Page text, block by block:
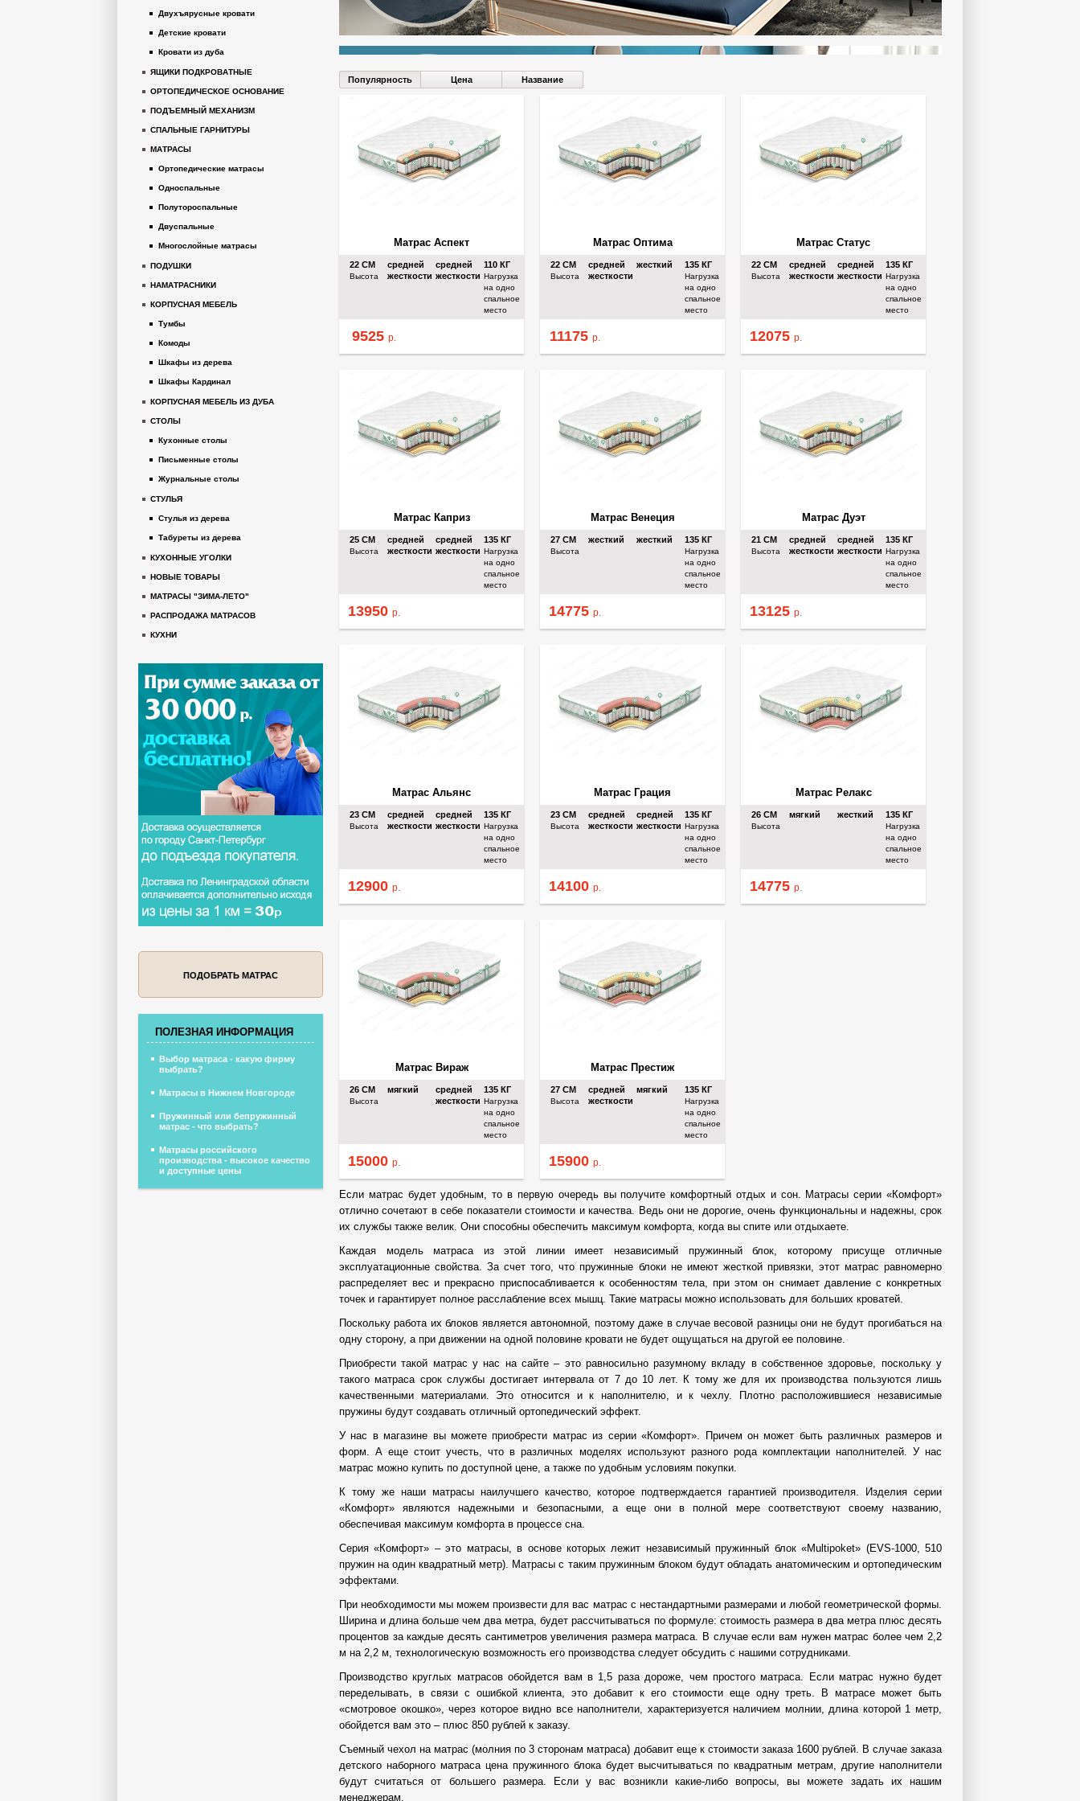
Популярность Цена Название
9525 р.
Матрас Аспект
22 СМ
Высота
средней
жесткости
средней
жесткости
110 КГ
Нагрузка
на одно
спальное
место
11175 р.
Матрас Оптима
22 СМ
Высота
средней
жесткости
жесткий 135 КГ
Нагрузка
на одно
спальное
место
12075 р.
Матрас Статус
22 СМ
Высота
средней
жесткости
средней
жесткости
135 КГ
Нагрузка
на одно
спальное
место
13950 р.
Матрас Каприз
25 СМ
Высота
средней
жесткости
средней
жесткости
135 КГ
Нагрузка
на одно
спальное
место
14775 р.
Матрас Венеция
27 СМ
Высота
жесткий жесткий 135 КГ
Нагрузка
на одно
спальное
место
13125 р.
Матрас Дуэт
21 СМ
Высота
средней
жесткости
средней
жесткости
135 КГ
Нагрузка
на одно
спальное
место
12900 р.
Матрас Альянс
23 СМ
Высота
средней
жесткости
средней
жесткости
135 КГ
Нагрузка
на одно
спальное
место
14100 р.
Матрас Грация
23 СМ
Высота
средней
жесткости
средней
жесткости
135 КГ
Нагрузка
на одно
спальное
место
14775 р.
Матрас Релакс
26 СМ
Высота
мягкий жесткий 135 КГ
Нагрузка
на одно
спальное
место
15000 р.
Матрас Вираж
26 СМ
Высота
мягкий
средней
жесткости
135 КГ
Нагрузка
на одно
спальное
место
15900 р.
Матрас Престиж
27 СМ
Высота
средней
жесткости
мягкий 135 КГ
Нагрузка
на одно
спальное
место
Если матрас будет удобным, то в первую очередь вы получите комфортный отдых и сон. Матрасы серии «Комфорт»
отлично сочетают в себе показатели стоимости и качества. Ведь они не дорогие, очень функциональны и надежны, срок
их службы также велик. Они способны обеспечить максимум комфорта, когда вы спите или отдыхаете.
Каждая модель матраса из этой линии имеет независимый пружинный блок, которому присуще отличные
эксплуатационные свойства. За счет того, что пружинные блоки не имеют жесткой привязки, этот матрас равномерно
распределяет вес и прекрасно приспосабливается к особенностям тела, при этом он снимает давление с конкретных
точек и гарантирует полное расслабление всех мышц. Такие матрасы можно использовать для больших кроватей.
Поскольку работа их блоков является автономной, поэтому даже в случае весовой разницы они не будут прогибаться на
одну сторону, а при движении на одной половине кровати не будет ощущаться на другой ее половине.
Приобрести такой матрас у нас на сайте – это равносильно разумному вкладу в собственное здоровье, поскольку у
такого матраса срок службы достигает интервала от 7 до 10 лет. К тому же для их производства пользуются лишь
качественными материалами. Это относится и к наполнителю, и к чехлу. Плотно расположившиеся независимые
пружины будут создавать отличный ортопедический эффект.
У нас в магазине вы можете приобрести матрас из серии «Комфорт». Причем он может быть различных размеров и
форм. А еще стоит учесть, что в различных моделях используют разного рода комплектации наполнителей. У нас
матрас можно купить по доступной цене, а также по удобным условиям покупки.
К тому же наши матрасы наилучшего качество, которое подтверждается гарантией производителя. Изделия серии
«Комфорт» являются надежными и безопасными, а еще они в полной мере соответствуют своему названию,
обеспечивая максимум комфорта в процессе сна.
Серия «Комфорт» – это матрасы, в основе которых лежит независимый пружинный блок «Multipoket» (EVS-1000, 510
пружин на один квадратный метр). Матрасы с таким пружинным блоком будут обладать анатомическим и ортопедическим
эффектами.
При необходимости мы можем произвести для вас матрас с нестандартными размерами и любой геометрической формы.
Ширина и длина больше чем два метра, будет рассчитываться по формуле: стоимость размера в два метра плюс десять
процентов за каждые десять сантиметров увеличения размера матраса. В случае если вам нужен матрас более чем 2,2
м на 2,2 м, технологическую возможность его производства следует обсудить с нашими сотрудниками.
Производство круглых матрасов обойдется вам в 1,5 раза дороже, чем простого матраса. Если матрас нужно будет
переделывать, в связи с ошибкой клиента, это добавит к его стоимости еще одну треть. В матрасе может быть
«смотровое окошко», через которое видно все наполнители, характеризуется наличием молнии, длина которой 1 метр,
обойдется вам это – плюс 850 рублей к заказу.
Съемный чехол на матрас (молния по 3 сторонам матраса) добавит еще к стоимости заказа 1600 рублей. В случае заказа
детского наборного матраса цена пружинного блока будет высчитываться по квадратным метрам, другие наполнители
будут считаться от большего размера. Если у вас возникли какие-либо вопросы, вы можете задать их нашим
менеджерам.
Двухъярусные кровати
Детские кровати
Кровати из дуба
ЯЩИКИ ПОДКРОВАТНЫЕ
ОРТОПЕДИЧЕСКОЕ ОСНОВАНИЕ
ПОДЪЕМНЫЙ МЕХАНИЗМ
СПАЛЬНЫЕ ГАРНИТУРЫ
МАТРАСЫ
Ортопедические матрасы
Односпальные
Полутороспальные
Двуспальные
Многослойные матрасы
ПОДУШКИ
НАМАТРАСНИКИ
КОРПУСНАЯ МЕБЕЛЬ
Тумбы
Комоды
Шкафы из дерева
Шкафы Кардинал
КОРПУСНАЯ МЕБЕЛЬ ИЗ ДУБА
СТОЛЫ
Кухонные столы
Письменные столы
Журнальные столы
СТУЛЬЯ
Стулья из дерева
Табуреты из дерева
КУХОННЫЕ УГОЛКИ
НОВЫЕ ТОВАРЫ
МАТРАСЫ "ЗИМА-ЛЕТО"
РАСПРОДАЖА МАТРАСОВ
КУХНИ
ПОДОБРАТЬ МАТРАС
ПОЛЕЗНАЯ ИНФОРМАЦИЯ
Выбор матраса - какую фирму
выбрать?
Матрасы в Нижнем Новгороде
Пружинный или бепружинный
матрас - что выбрать?
Матрасы российского
производства - высокое качество
и доступные цены